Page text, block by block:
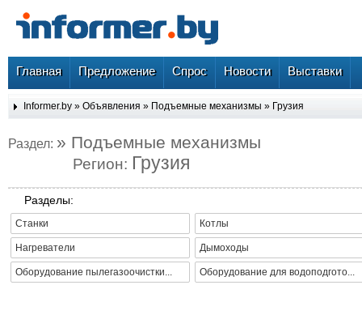
Главная Предложение Спрос Новости Выставки
Informer.by » Объявления » Подъемные механизмы » Грузия
Раздел: » Подъемные механизмы
Регион: Грузия
Разделы:
Станки Котлы
Нагреватели Дымоходы
Оборудование пылегазоочистки... Оборудование для водоподгото...